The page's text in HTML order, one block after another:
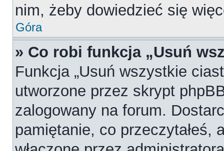
nim, żeby dowiedzieć się
Góra
» Co robi funkcja „Usuń
Funkcja „Usuń wszystkie
utworzone przez skrypt
zalogowany na forum.
pamiętanie, co przeczytałeś,